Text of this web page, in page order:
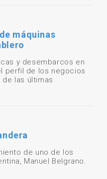
máquinas
y desembarcos en
perfil de los negocios
las últimas
de uno de los
Manuel Belgrano.